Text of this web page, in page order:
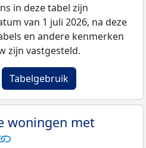
in deze tabel zijn
van 1 juli 2026, na deze
en andere kenmerken
zijn vastgesteld.
Tabelgebruik
woningen met